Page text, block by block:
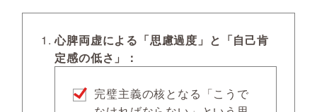
心脾両虚による「思慮過度」と「自己肯
定感の低さ」：
完璧主義の核となる「こうで